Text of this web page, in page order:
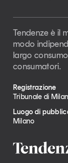
Tendenze è il
modo
largo
consumatori.
Registrazione
Tribunale di
Luogo di
Milano